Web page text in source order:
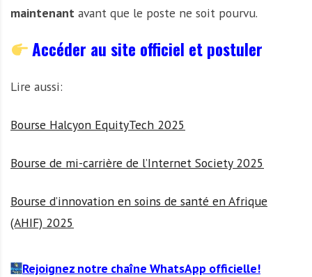
maintenant avant que le poste ne soit pourvu.
Accéder au site officiel et postuler
Lire aussi:
Bourse Halcyon EquityTech 2025
Bourse de mi-carrière de l’Internet Society 2025
Bourse d’innovation en soins de santé en Afrique
(AHIF) 2025
Rejoignez notre chaîne WhatsApp officielle!